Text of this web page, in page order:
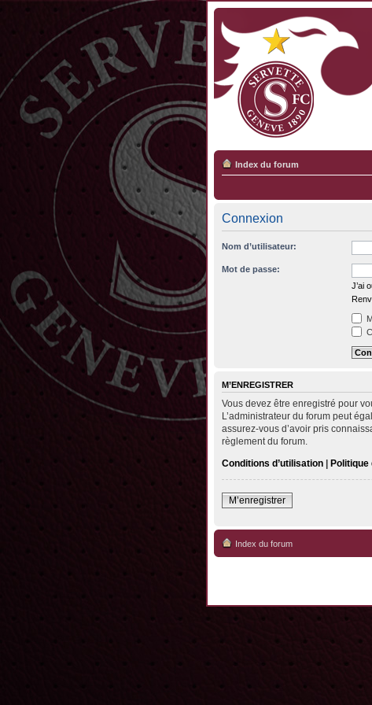
Index du forum
Connexion
Nom d’utilisateur:
Mot de passe:
J’ai
M’ENREGISTRER
Vous devez être enregistré pour
L’administrateur du forum peut
assurez-vous d’avoir pris
règlement du forum.
Conditions d’utilisation | Politique
M’enregistrer
Index du forum